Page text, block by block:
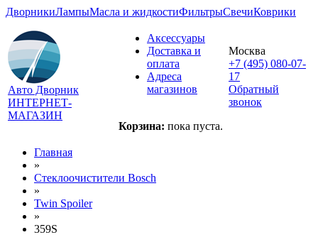
ДворникиЛампыМасла и жидкостиФильтрыСвечиКоврики
Авто Дворник
ИНТЕРНЕТ-
МАГАЗИН
Аксессуары
Доставка и
оплата
Адреса
магазинов
Корзина: пока пуста.
Москва
+7 (495) 080-07-
17
Обратный
звонок
Главная
»
Стеклоочистители Bosch
»
Twin Spoiler
»
359S